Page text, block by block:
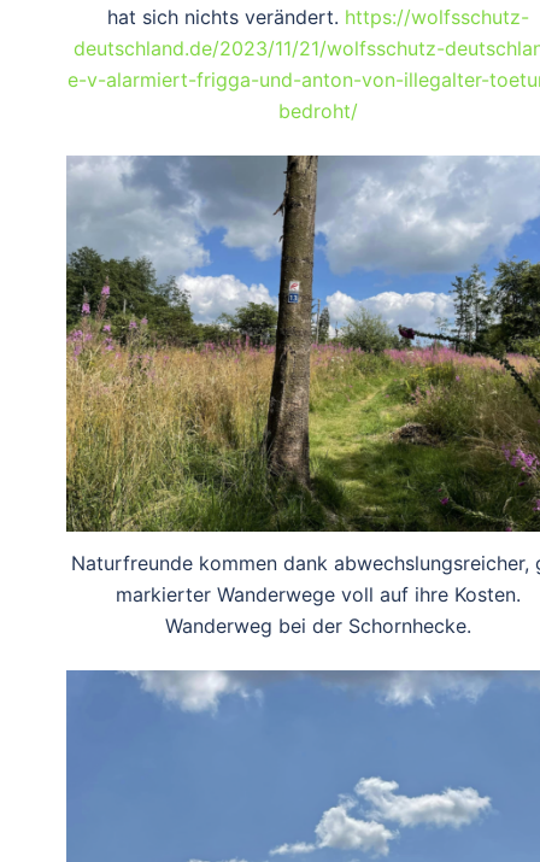
hat sich nichts verändert. https://wolfsschutz-
deutschland.de/2023/11/21/wolfsschutz-
e-v-alarmiert-frigga-und-anton-von-illegalter-
bedroht/
Naturfreunde kommen dank abwechslungsreicher,
markierter Wanderwege voll auf ihre Kosten.
Wanderweg bei der Schornhecke.